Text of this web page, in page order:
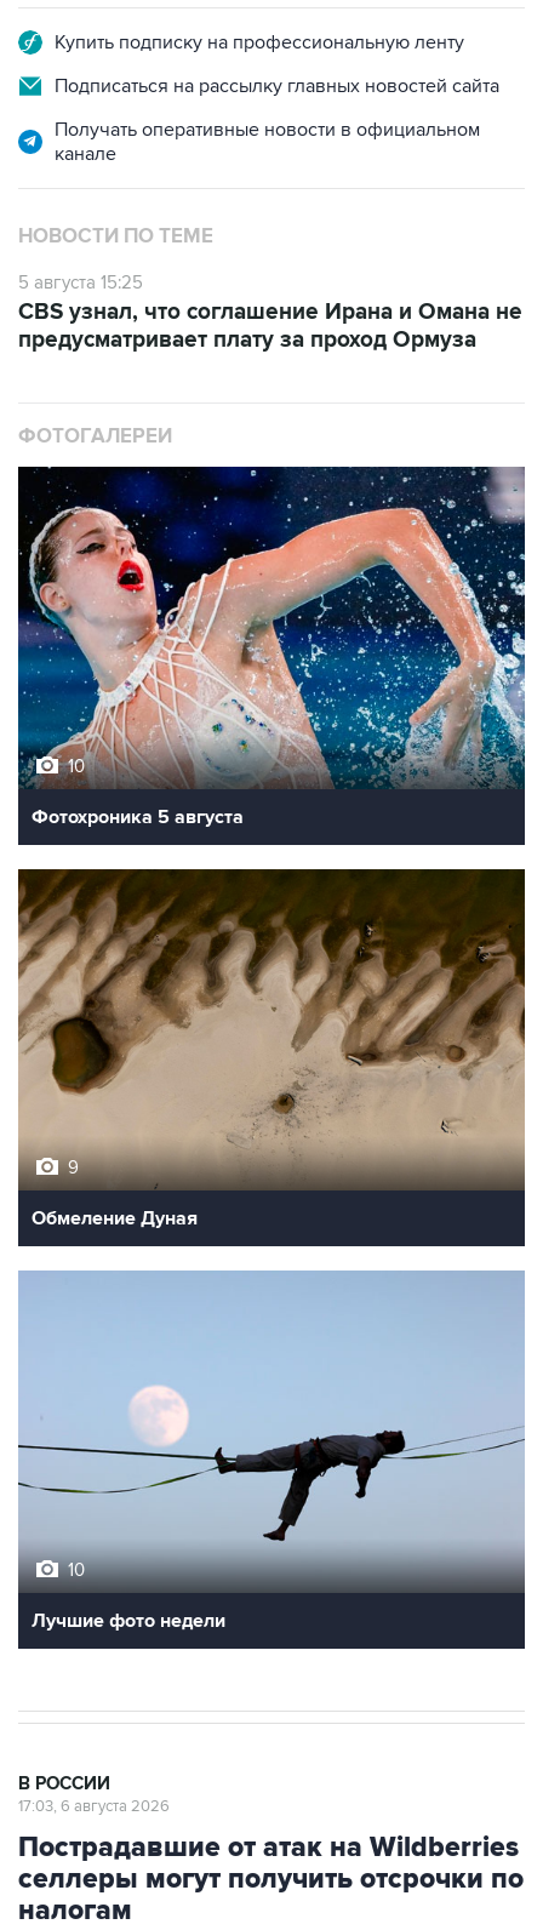
Купить подписку на профессиональную ленту
Подписаться на рассылку главных новостей сайта
Получать оперативные новости в официальном
канале
НОВОСТИ ПО ТЕМЕ
5 августа 15:25
CBS узнал, что соглашение Ирана и Омана не
предусматривает плату за проход Ормуза
ФОТОГАЛЕРЕИ
10
Фотохроника 5 августа
9
Обмеление Дуная
10
Лучшие фото недели
В РОССИИ
17:03, 6 августа 2026
Пострадавшие от атак на Wildberries
селлеры могут получить отсрочки по
налогам